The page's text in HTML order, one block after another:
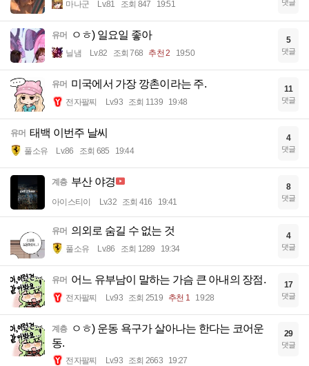
마나군 Lv.81 조회 847 19:51 댓글
유머 ㅇㅎ) 일요일 좋아
닐냄 Lv.82 조회 768 추천 2 19:50
5
댓글
유머 미국에서 가장 깡촌이라는 주.
전자팔찌 Lv.93 조회 1139 19:48
11
댓글
유머 태백 이번주 날씨
풀소유 Lv.86 조회 685 19:44
4
댓글
계층 부산 야경
아이스티이 Lv.32 조회 416 19:41
8
댓글
유머 의외로 숨길 수 없는 것
풀소유 Lv.86 조회 1289 19:34
4
댓글
유머 어느 유부남이 말하는 가슴 큰 아내의 장점.
전자팔찌 Lv.93 조회 2519 추천 1 19:28
17
댓글
계층
ㅇㅎ) 운동 욕구가 살아나는 한다는 코어운
동.
전자팔찌 Lv.93 조회 2663 19:27
29
댓글